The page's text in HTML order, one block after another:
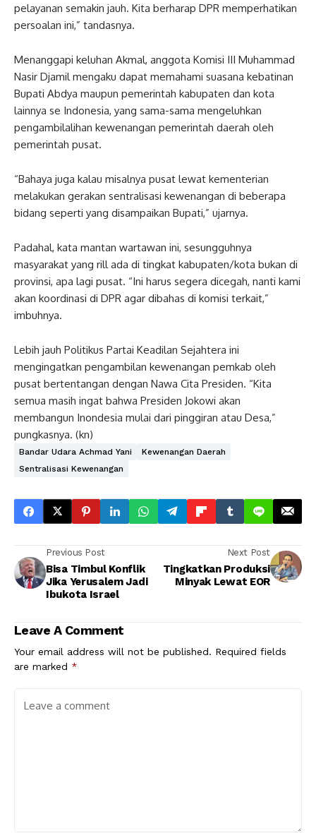
pelayanan semakin jauh. Kita berharap DPR memperhatikan
persoalan ini,” tandasnya.
Menanggapi keluhan Akmal, anggota Komisi III Muhammad
Nasir Djamil mengaku dapat memahami suasana kebatinan
Bupati Abdya maupun pemerintah kabupaten dan kota
lainnya se Indonesia, yang sama-sama mengeluhkan
pengambilalihan kewenangan pemerintah daerah oleh
pemerintah pusat.
“Bahaya juga kalau misalnya pusat lewat kementerian
melakukan gerakan sentralisasi kewenangan di beberapa
bidang seperti yang disampaikan Bupati,” ujarnya.
Padahal, kata mantan wartawan ini, sesungguhnya
masyarakat yang rill ada di tingkat kabupaten/kota bukan di
provinsi, apa lagi pusat. “Ini harus segera dicegah, nanti kami
akan koordinasi di DPR agar dibahas di komisi terkait,”
imbuhnya.
Lebih jauh Politikus Partai Keadilan Sejahtera ini
mengingatkan pengambilan kewenangan pemkab oleh
pusat bertentangan dengan Nawa Cita Presiden. “Kita
semua masih ingat bahwa Presiden Jokowi akan
membangun Inondesia mulai dari pinggiran atau Desa,”
pungkasnya. (kn)
Bandar Udara Achmad Yani
Kewenangan Daerah
Sentralisasi Kewenangan
Previous Post
Bisa Timbul Konflik
Jika Yerusalem Jadi
Ibukota Israel
Next Post
Tingkatkan Produksi
Minyak Lewat EOR
Leave A Comment
Your email address will not be published. Required fields
are marked *